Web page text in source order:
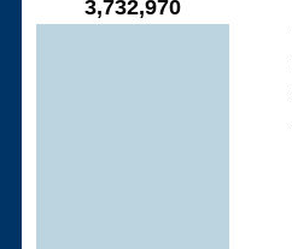
3,732,970